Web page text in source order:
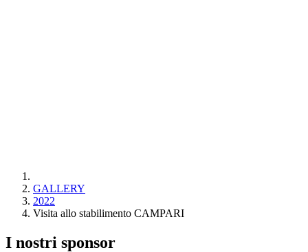
GALLERY
2022
Visita allo stabilimento CAMPARI
I nostri sponsor